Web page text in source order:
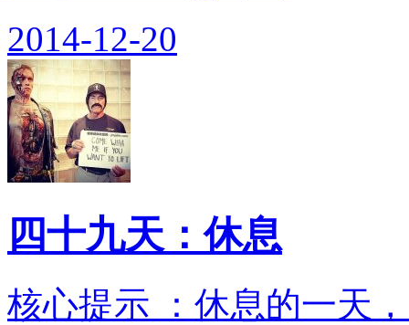
2014-12-20
四十九天：休息
核心提示 ：休息的一天